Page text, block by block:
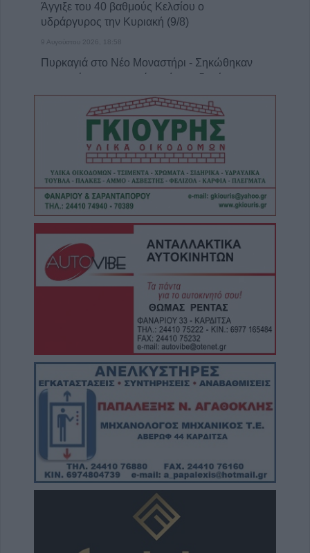
Άγγιξε του 40 βαθμούς Κελσίου ο
υδράργυρος την Κυριακή (9/8)
9 Αυγούστου 2026, 18:58
Πυρκαγιά στο Νέο Μοναστήρι - Σηκώθηκαν
αεροσκάφη, επιχειρούν επίγειες δυνάμεις
9 Αυγούστου 2026, 18:38
Πύλη: Αυτοκίνητο τυλίχθηκε στις φλόγες
9 Αυγούστου 2026, 18:08
Θύμα των γκράφιτι το άγαλμα της
αγρότισσας μάνας στην πλατεία Πλαστήρα
(+Φωτο)
9 Αυγούστου 2026, 17:49
Ιερά Μητρόπολη: Πρόγραμμα Μητροπολίτη
κ. Τιμόθεου το διήμερο 10-11 Αυγούστου
9 Αυγούστου 2026, 16:14
Παράταση έως τις 9 Νοεμβρίου για το έργο
επέκτασης του δικτύου ύδρευσης στην Τ.Κ.
Συνεδρίαση Επιτροπής Εκτίμησης Κινδύνου
για τους ισχυρούς ανέμους και ριπές έως 9
μποφόρ τη Δευτέρα (10/8)
9 Αυγούστου 2026, 14:33
Με αργούς ρυθμούς οι εξελίξεις
μετεγκατάστασης του Λαμπερού - Τι
προβλέπει μελέτη υποστηρικτικών
διαδικασιών
Την Κυριακή 9 Αυγούστου κηδεία του
9 Αυγούστου 2026, 11:13